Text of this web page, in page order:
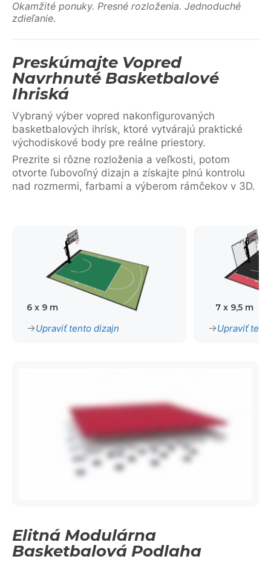
Okamžité ponuky. Presné rozloženia. Jednoduché
zdieľanie.
Preskúmajte Vopred
Navrhnuté Basketbalové
Ihriská
Vybraný výber vopred nakonfigurovaných
basketbalových ihrísk, ktoré vytvárajú praktické
východiskové body pre reálne priestory.
Prezrite si rôzne rozloženia a veľkosti, potom
otvorte ľubovoľný dizajn a získajte plnú kontrolu
nad rozmermi, farbami a výberom rámčekov v 3D.
6 x 9 m
Upraviť tento dizajn
7 x 9,5 m
Upraviť
Elitná Modulárna
Basketbalová Podlaha